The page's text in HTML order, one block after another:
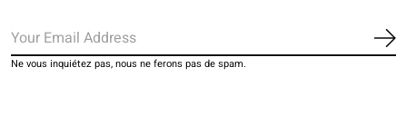
Ne vous inquiétez pas, nous ne ferons pas de spam.